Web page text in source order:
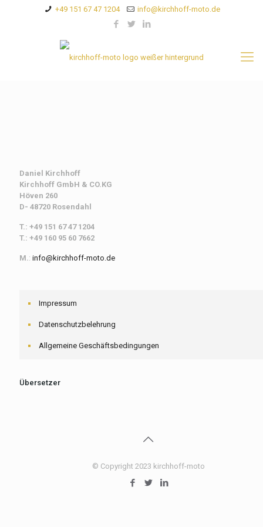
+49 151 67 47 1204 info@kirchhoff-moto.de
Daniel Kirchhoff
Kirchhoff GmbH & CO.KG
Höven 260
D- 48720 Rosendahl
T.: +49 151 67 47 1204
T.: +49 160 95 60 7662
M.: info@kirchhoff-moto.de
Impressum
Datenschutzbelehrung
Allgemeine Geschäftsbedingungen
Übersetzer
© Copyright 2023 kirchhoff-moto